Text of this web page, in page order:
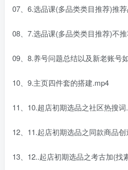
07、6.选品课(多品类类目推荐)推
08、7.选品课(多品类类目推荐)不
09、8.养号问题总结以及新老账号
10、9.主页四件套的搭建.mp4
11、10.超店初期选品之社区热搜
12、11.起店初期选品之同款商品
13、12..起店初期选品之考古加(找